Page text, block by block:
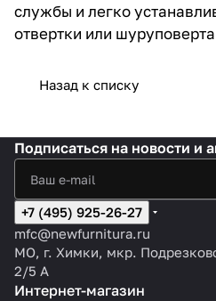
службы и легко
отвертки или
Назад к списку
Подписаться на новости и
+7 (495) 925-26-27
mfc@newfurnitura.ru
МО, г. Химки, мкр.
2/5 А
Интернет-магазин